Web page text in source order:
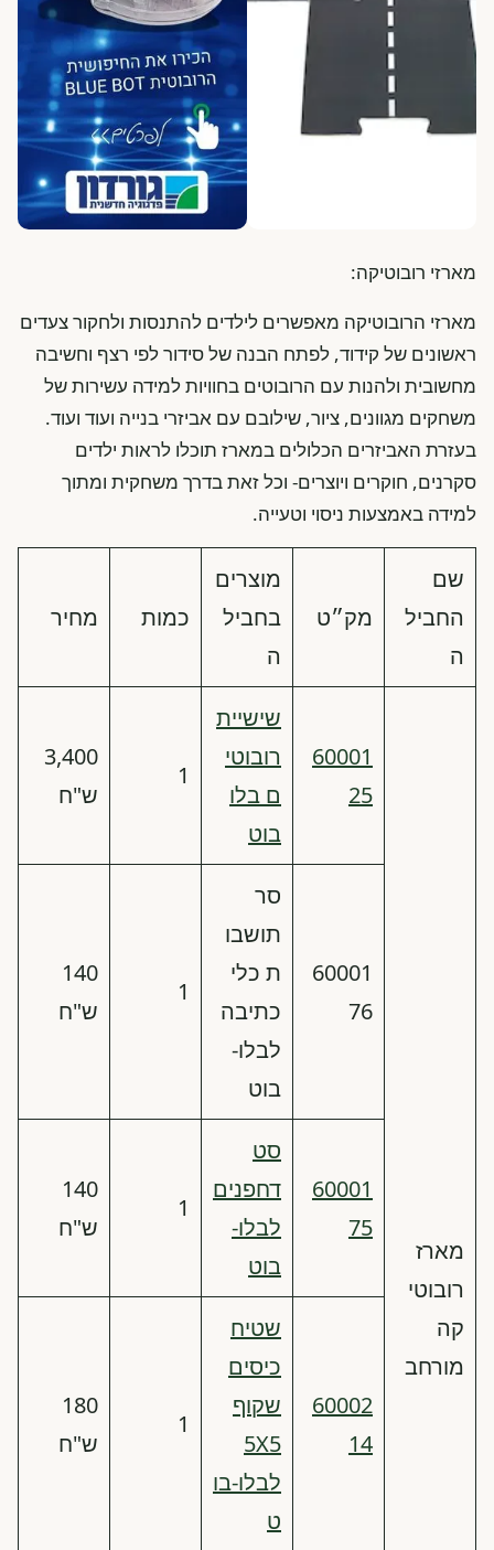
מארזי רובוטיקה:
מארזי הרובוטיקה מאפשרים לילדים להתנסות ולחקור צעדים
ראשונים של קידוד, לפתח הבנה של סידור לפי רצף וחשיבה
מחשובית ולהנות עם הרובוטים בחוויות למידה עשירות של
משחקים מגוונים, ציור, שילובם עם אביזרי בנייה ועוד ועוד.
בעזרת האביזרים הכלולים במארז תוכלו לראות ילדים
סקרנים, חוקרים ויוצרים- וכל זאת בדרך משחקית ומתוך
למידה באמצעות ניסוי וטעייה.
שם
החביל
ה
מק״ט
מוצרים
בחביל
ה
כמות מחיר
מארז
רובוטי
קה
מורחב
60001
25
שישיית
רובוטי
ם בלו
בוט
1
3,400
ש"ח
60001
76
סר
תושבו
ת כלי
כתיבה
לבלו-
בוט
1
140
ש"ח
60001
75
סט
דחפנים
לבלו-
בוט
1
140
ש"ח
60002
14
שטיח
כיסים
שקוף
5X5
לבלו-בו
ט
1
180
ש"ח